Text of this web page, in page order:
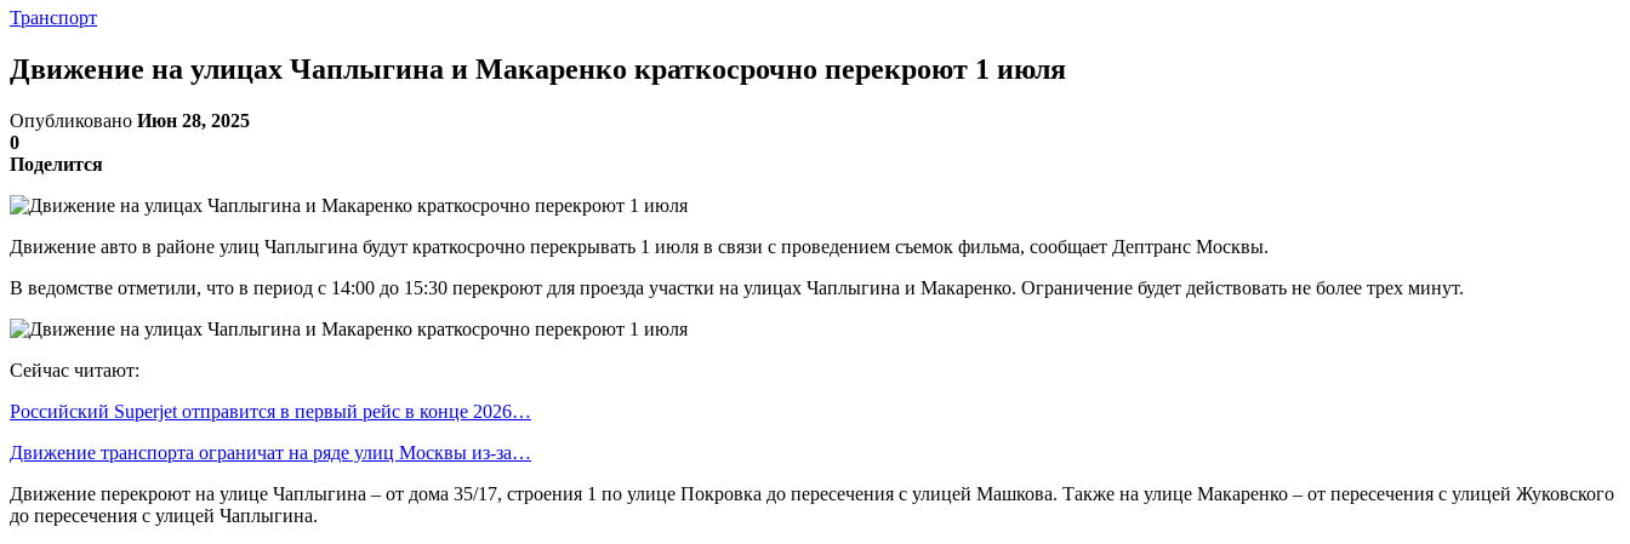
Транспорт
Движение на улицах Чаплыгина и Макаренко краткосрочно перекроют 1 июля
Опубликовано Июн 28, 2025
0
Поделится
Движение авто в районе улиц Чаплыгина будут краткосрочно перекрывать 1 июля в связи с проведением съемок фильма, сообщает Дептранс Москвы.
В ведомстве отметили, что в период с 14:00 до 15:30 перекроют для проезда участки на улицах Чаплыгина и Макаренко. Ограничение будет действовать не более трех минут.
Сейчас читают:
Российский Superjet отправится в первый рейс в конце 2026…
Движение транспорта ограничат на ряде улиц Москвы из-за…
Движение перекроют на улице Чаплыгина – от дома 35/17, строения 1 по улице Покровка до пересечения с улицей Машкова. Также на улице Макаренко – от пересечения с улицей Жуковского
до пересечения с улицей Чаплыгина.